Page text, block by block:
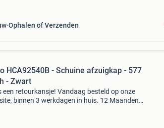
Ophalen of Verzenden
HCA92540B - Schuine afzuigkap - 577
- Zwart
een retourkansje! Vandaag besteld op onze
binnen 3 werkdagen in huis. 12 Maanden